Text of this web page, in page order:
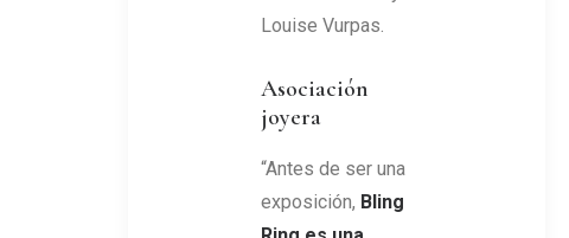
Louise Vurpas.
Asociación
joyera
“Antes de ser una
exposición, Bling